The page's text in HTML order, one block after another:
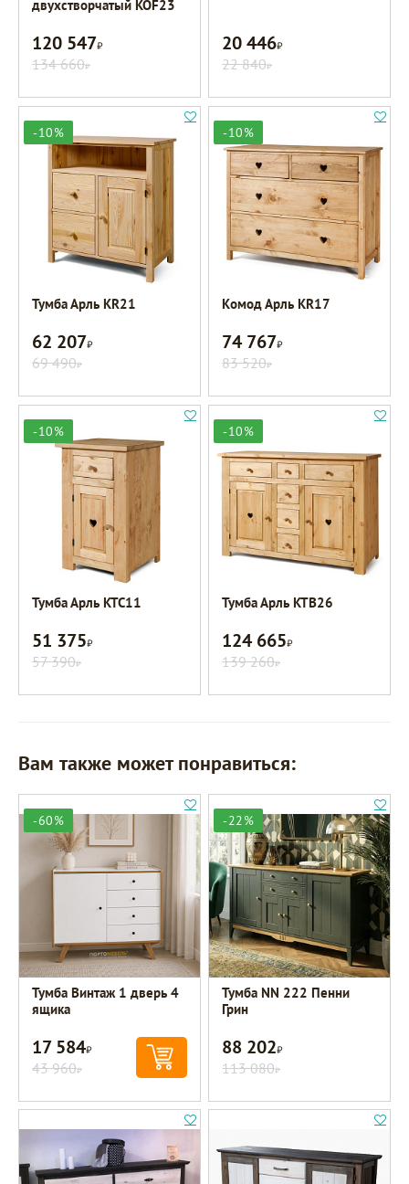
двухстворчатый KOF23
120 547Р
134 660Р
20 446Р
22 840Р
-10%
Тумба Арль KR21
62 207Р
69 490Р
-10%
Комод Арль KR17
74 767Р
83 520Р
-10%
Тумба Арль KTC11
51 375Р
57 390Р
-10%
Тумба Арль KTB26
124 665Р
139 260Р
Вам также может понравиться:
-60%
Тумба Винтаж 1 дверь 4
ящика
17 584Р
43 960Р
-22%
Тумба NN 222 Пенни
Грин
88 202Р
113 080Р